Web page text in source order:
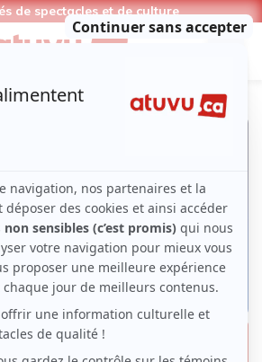
de spectacles et de culture
Zoom photo sur Ayra